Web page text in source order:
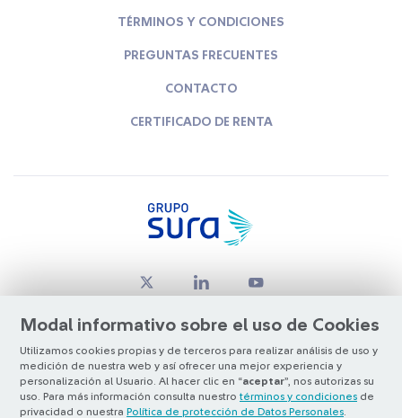
Modal informativo sobre el uso de Cookies
Utilizamos cookies propias y de terceros para realizar análisis de uso y
medición de nuestra web y así ofrecer una mejor experiencia y
personalización al Usuario. Al hacer clic en “aceptar”, nos autorizas su
uso. Para más información consulta nuestro términos y condiciones de
privacidad o nuestra Política de protección de Datos Personales
TÉRMINOS Y CONDICIONES
PREGUNTAS FRECUENTES
CONTACTO
CERTIFICADO DE RENTA
© Copyright Grupo SURA 2026